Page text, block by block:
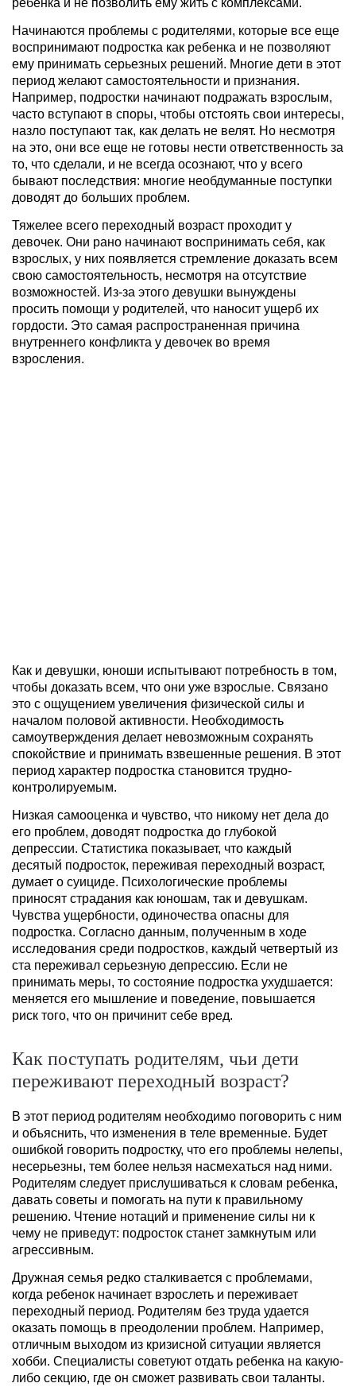
ребенка и не позволить ему жить с комплексами.
Начинаются проблемы с родителями, которые все еще
воспринимают подростка как ребенка и не позволяют
ему принимать серьезных решений. Многие дети в этот
период желают самостоятельности и признания.
Например, подростки начинают подражать взрослым,
часто вступают в споры, чтобы отстоять свои интересы,
назло поступают так, как делать не велят. Но несмотря
на это, они все еще не готовы нести ответственность за
то, что сделали, и не всегда осознают, что у всего
бывают последствия: многие необдуманные поступки
доводят до больших проблем.
Тяжелее всего переходный возраст проходит у
девочек. Они рано начинают воспринимать себя, как
взрослых, у них появляется стремление доказать всем
свою самостоятельность, несмотря на отсутствие
возможностей. Из-за этого девушки вынуждены
просить помощи у родителей, что наносит ущерб их
гордости. Это самая распространенная причина
внутреннего конфликта у девочек во время
взросления.
Как и девушки, юноши испытывают потребность в том,
чтобы доказать всем, что они уже взрослые. Связано
это с ощущением увеличения физической силы и
началом половой активности. Необходимость
самоутверждения делает невозможным сохранять
спокойствие и принимать взвешенные решения. В этот
период характер подростка становится трудно-
контролируемым.
Низкая самооценка и чувство, что никому нет дела до
его проблем, доводят подростка до глубокой
депрессии. Статистика показывает, что каждый
десятый подросток, переживая переходный возраст,
думает о суициде. Психологические проблемы
приносят страдания как юношам, так и девушкам.
Чувства ущербности, одиночества опасны для
подростка. Согласно данным, полученным в ходе
исследования среди подростков, каждый четвертый из
ста переживал серьезную депрессию. Если не
принимать меры, то состояние подростка ухудшается:
меняется его мышление и поведение, повышается
риск того, что он причинит себе вред.
Как поступать родителям, чьи дети
переживают переходный возраст?
В этот период родителям необходимо поговорить с ним
и объяснить, что изменения в теле временные. Будет
ошибкой говорить подростку, что его проблемы нелепы,
несерьезны, тем более нельзя насмехаться над ними.
Родителям следует прислушиваться к словам ребенка,
давать советы и помогать на пути к правильному
решению. Чтение нотаций и применение силы ни к
чему не приведут: подросток станет замкнутым или
агрессивным.
Дружная семья редко сталкивается с проблемами,
когда ребенок начинает взрослеть и переживает
переходный период. Родителям без труда удается
оказать помощь в преодолении проблем. Например,
отличным выходом из кризисной ситуации является
хобби. Специалисты советуют отдать ребенка на какую-
либо секцию, где он сможет развивать свои таланты.